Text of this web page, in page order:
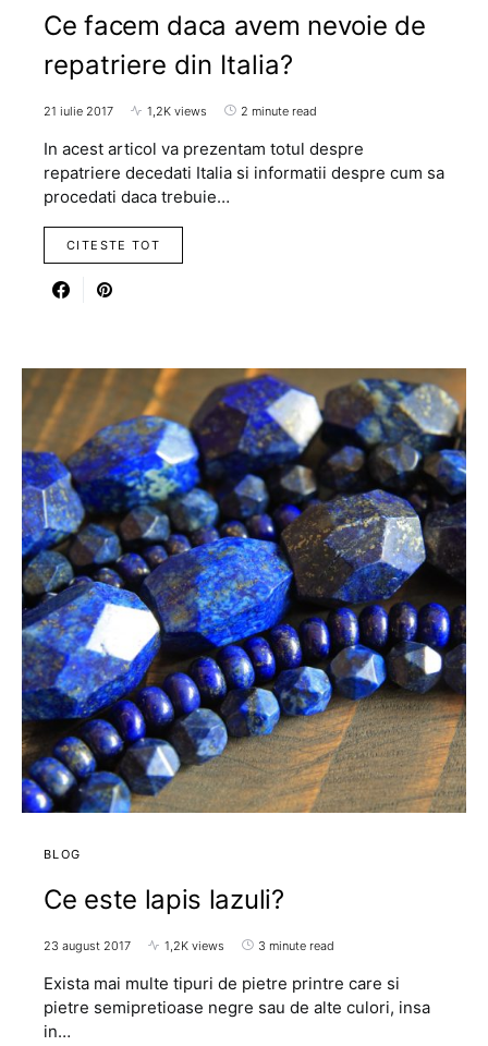
Ce facem daca avem nevoie de
repatriere din Italia?
21 iulie 2017 1,2K views 2 minute read
In acest articol va prezentam totul despre
repatriere decedati Italia si informatii despre cum sa
procedati daca trebuie…
CITESTE TOT
BLOG
Ce este lapis lazuli?
23 august 2017 1,2K views 3 minute read
Exista mai multe tipuri de pietre printre care si
pietre semipretioase negre sau de alte culori, insa
in…